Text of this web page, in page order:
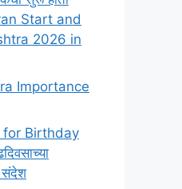
Start and
2026 in
Importance
for Birthday
संदेश